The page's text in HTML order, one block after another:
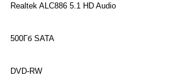
Realtek ALC886 5.1 HD Audio
500Гб SATA
DVD-RW